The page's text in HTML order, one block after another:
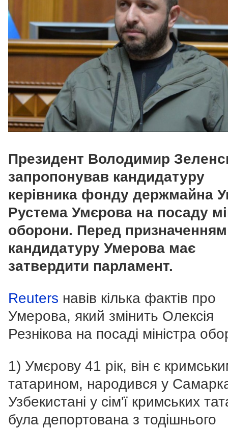
Президент Володимир
запропонував кандидатуру
керівника фонду держмайна
Рустема Умєрова на посаду
оборони. Перед призначенням
кандидатуру Умерова має
затвердити парламент.
Reuters навів кілька фактів про
Умерова, який змінить Олексія
Резнікова на посаді міністра
1) Умєрову 41 рік, він є
татарином, народився у
Узбекистані у сім'ї кримських
була депортована з тодішнього